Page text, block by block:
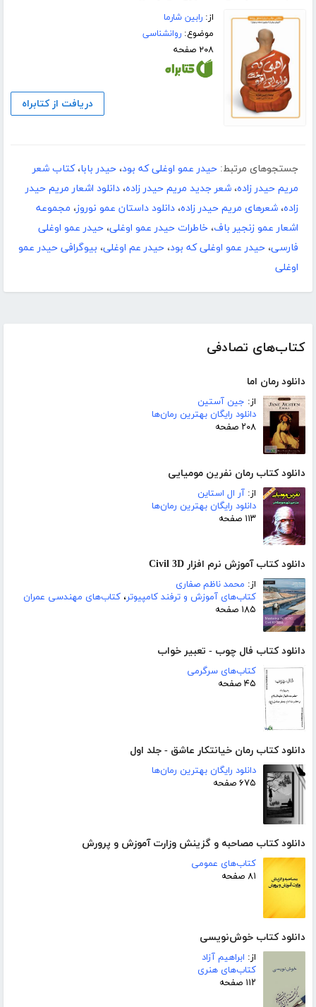
کتاب‌های تصادفی
دانلود رمان اما
از: جین آستین
دانلود رایگان بهترین رمان‌ها
۲۰۸ صفحه
دانلود کتاب رمان نفرین مومیایی
از: آر ال استاین
دانلود رایگان بهترین رمان‌ها
۱۱۳ صفحه
دانلود کتاب آموزش نرم افزار Civil 3D
از: محمد ناظم صفاری
کتاب‌های آموزش و ترفند کامپیوتر، کتاب‌های مهندسی عمران
۱۸۵ صفحه
دانلود کتاب فال چوب - تعبیر خواب
کتاب‌های سرگرمی
۴۵ صفحه
دانلود کتاب رمان خیانتکار عاشق - جلد اول
دانلود رایگان بهترین رمان‌ها
۶۷۵ صفحه
دانلود کتاب مصاحبه و گزینش وزارت آموزش و پرورش
کتاب‌های عمومی
۸۱ صفحه
دانلود کتاب خوش‌نویسی
از: ابراهیم آزاد
کتاب‌های هنری
۱۱۲ صفحه
از:رابین شارما
موضوع:روانشناسی
۲۰۸ صفحه
دریافت از کتابراه
جستجوهای مرتبط: حیدر عمو اوغلی که بود، حیدر بابا،کتاب شعر
مریم حیدر زاده، شعر جدید مریم حیدر زاده، دانلود اشعار مریم حیدر
زاده، شعرهای مریم حیدر زاده، دانلود داستان عمو نوروز، مجموعه
اشعار عمو زنجیر باف، خاطرات حیدر عمو اوغلی، حیدر عمو اوغلی
فارسی، حیدر عمو اوغلی که بود، حیدر عم اوغلی، بیوگرافی حیدر عمو
اوغلی